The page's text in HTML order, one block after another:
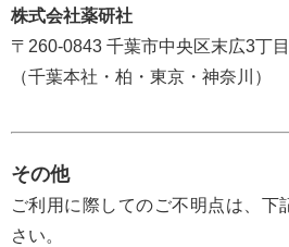
株式会社薬研社
〒260-0843 千葉市中央区末広3丁
（千葉本社・柏・東京・神奈川）
その他
ご利用に際してのご不明点は、下
さい。